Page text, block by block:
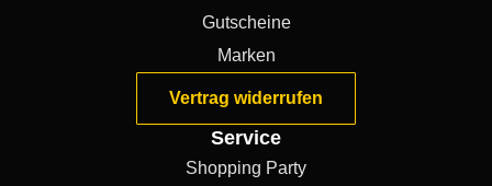
Gutscheine
Marken
Vertrag widerrufen
Service
Shopping Party